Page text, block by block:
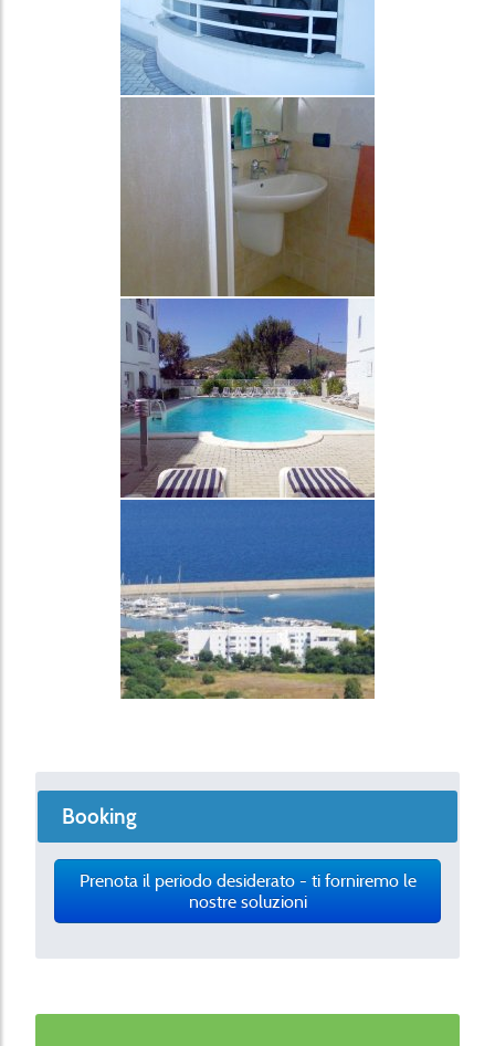
Booking
Prenota il periodo desiderato - ti forniremo le
nostre soluzioni